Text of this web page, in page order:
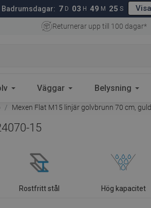
Badrumsdagar: 7 D 03 H 49 M 24 S Visa
Returnerar upp till 100 dagar*
Väggar Belysning
Mexen Flat M15 linjär golvbrunn 70 cm,
15
Rostfritt stål Hög kapacitet